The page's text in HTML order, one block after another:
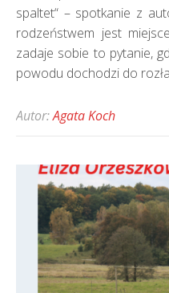
spaltet“ – spotkanie z
rodzeństwem jest
zadaje sobie to pytanie,
powodu dochodzi do
Autor:Agata Koch